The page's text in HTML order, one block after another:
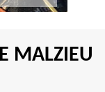
MALZIEU